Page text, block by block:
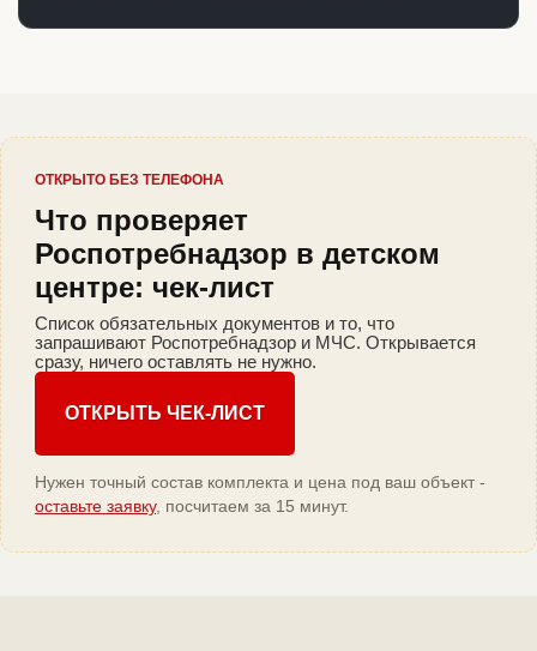
ОТКРЫТО БЕЗ ТЕЛЕФОНА
Что проверяет
Роспотребнадзор в детском
центре: чек-лист
Список обязательных документов и то, что
запрашивают Роспотребнадзор и МЧС. Открывается
сразу, ничего оставлять не нужно.
ОТКРЫТЬ ЧЕК-ЛИСТ
Нужен точный состав комплекта и цена под ваш объект -
оставьте заявку, посчитаем за 15 минут.